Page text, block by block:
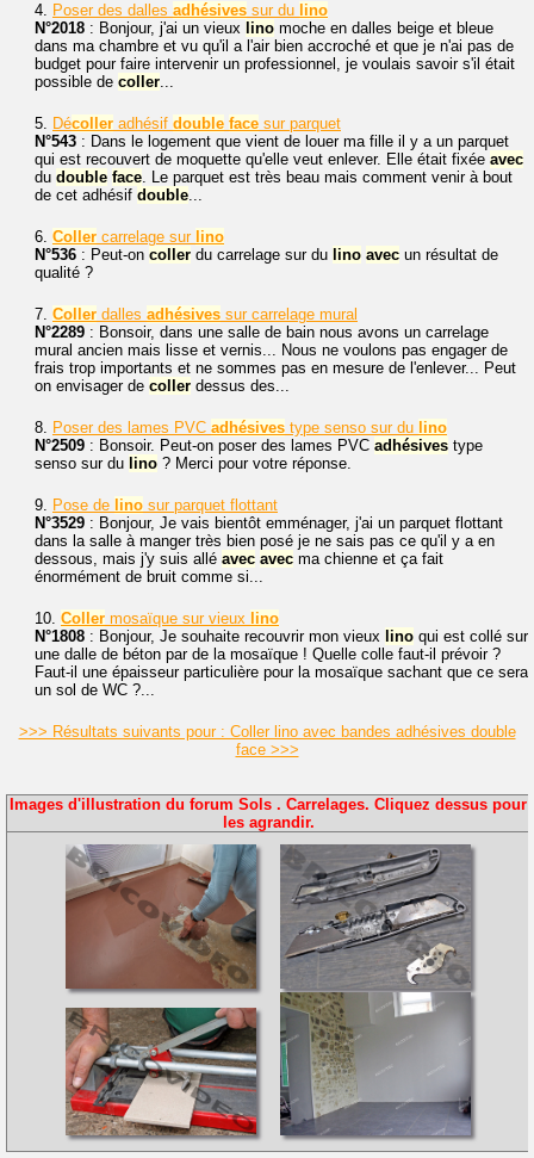
4. Poser des dalles adhésives sur du lino
N°2018 : Bonjour, j'ai un vieux lino moche en dalles beige et bleue
dans ma chambre et vu qu'il a l'air bien accroché et que je n'ai pas de
budget pour faire intervenir un professionnel, je voulais savoir s'il était
possible de coller...
5. Décoller adhésif double face sur parquet
N°543 : Dans le logement que vient de louer ma fille il y a un parquet
qui est recouvert de moquette qu'elle veut enlever. Elle était fixée avec
du double face. Le parquet est très beau mais comment venir à bout
de cet adhésif double...
6. Coller carrelage sur lino
N°536 : Peut-on coller du carrelage sur du lino avec un résultat de
qualité ?
7. Coller dalles adhésives sur carrelage mural
N°2289 : Bonsoir, dans une salle de bain nous avons un carrelage
mural ancien mais lisse et vernis... Nous ne voulons pas engager de
frais trop importants et ne sommes pas en mesure de l'enlever... Peut
on envisager de coller dessus des...
8. Poser des lames PVC adhésives type senso sur du lino
N°2509 : Bonsoir. Peut-on poser des lames PVC adhésives type
senso sur du lino ? Merci pour votre réponse.
9. Pose de lino sur parquet flottant
N°3529 : Bonjour, Je vais bientôt emménager, j'ai un parquet flottant
dans la salle à manger très bien posé je ne sais pas ce qu'il y a en
dessous, mais j'y suis allé avec avec ma chienne et ça fait
énormément de bruit comme si...
10. Coller mosaïque sur vieux
lino
N°1808 : Bonjour, Je souhaite recouvrir mon vieux lino qui est collé sur
une dalle de béton par de la mosaïque ! Quelle colle faut-il prévoir ?
Faut-il une épaisseur particulière pour la mosaïque sachant que ce sera
un sol de WC ?...
>>> Résultats suivants pour : Coller lino avec bandes adhésives double
face >>>
Images d'illustration du forum Sols . Carrelages. Cliquez dessus pour
les agrandir.